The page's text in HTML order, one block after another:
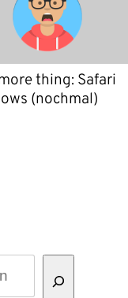
thing: Safari
(nochmal)